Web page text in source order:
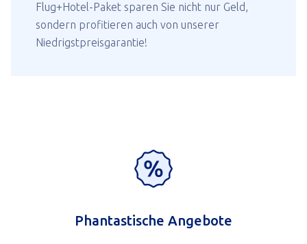
Flug+Hotel-Paket sparen Sie nicht nur Geld,
sondern profitieren auch von unserer
Niedrigstpreisgarantie!
Phantastische Angebote